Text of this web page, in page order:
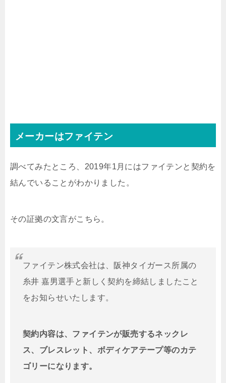
メーカーはファイテン
調べてみたところ、2019年1月にはファイテンと契約を
結んでいることがわかりました。
その証拠の文言がこちら。
ファイテン株式会社は、阪神タイガース所属の
糸井 嘉男選手と新しく契約を締結しましたこと
をお知らせいたします。
契約内容は、ファイテンが販売するネックレ
ス、ブレスレット、ボディケアテープ等のカテ
ゴリーになります。